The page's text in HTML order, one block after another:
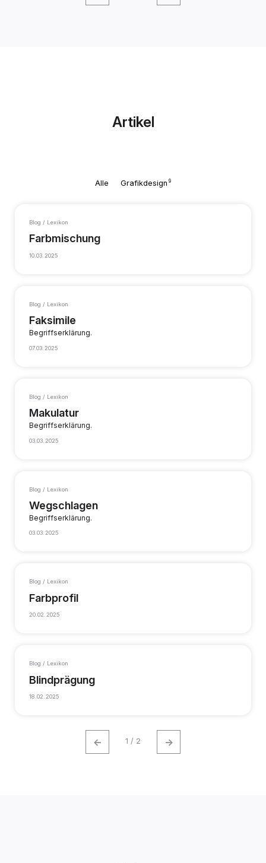
Artikel
Alle Grafikdesign 9
Blog / Lexikon
Farbmischung
10.03.2025
Blog / Lexikon
Faksimile
Begriffserklärung.
07.03.2025
Blog / Lexikon
Makulatur
Begriffserklärung.
03.03.2025
Blog / Lexikon
Wegschlagen
Begriffserklärung.
03.03.2025
Blog / Lexikon
Farbprofil
20.02.2025
Blog / Lexikon
Blindprägung
18.02.2025
← 1 / 2 →